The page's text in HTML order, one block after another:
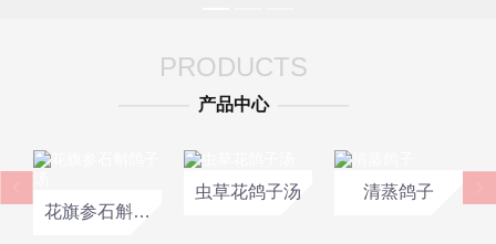
PRODUCTS
产品中心
花旗参石斛鸽子汤
虫草花鸽子汤 清蒸鸽子